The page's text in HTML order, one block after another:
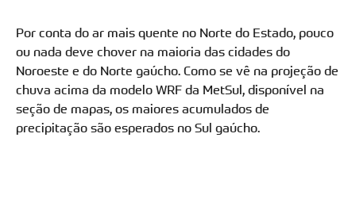
Por conta do ar mais quente no Norte do Estado, pouco
ou nada deve chover na maioria das cidades do
Noroeste e do Norte gaúcho. Como se vê na projeção de
chuva acima da modelo WRF da MetSul, disponível na
seção de mapas, os maiores acumulados de
precipitação são esperados no Sul gaúcho.